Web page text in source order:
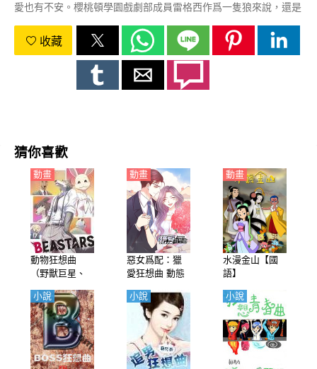
愛也有不安。櫻桃頓學園戲劇部成員雷格西作爲一隻狼來說，還是
比較細膩的。那樣的他與多個動物們的青春動物羣像劇開始!!
收藏
猜你喜歡
動物狂想曲
（野獸巨星、
【日語】
動畫
惡女爲配：獵
愛狂想曲 動態
動畫
水漫金山【國
語】
動畫
小說 小說 小說